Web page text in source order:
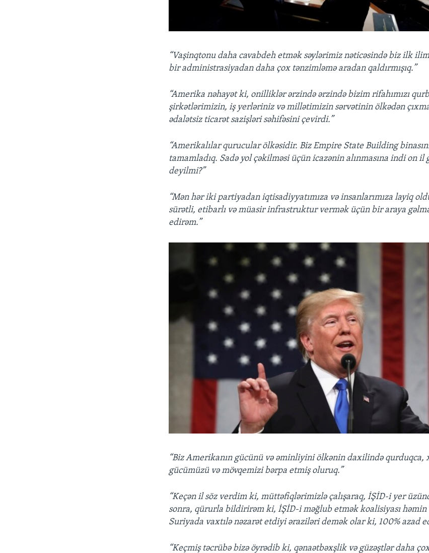
“Vaşinqtonu daha cavabdeh etmək səylərimiz nəticəsində biz ilk
bir administrasiyadan daha çox tənzimləmə aradan qaldırmışıq.”
“Amerika nəhayət ki, onilliklər ərzində ərzində bizim rifahımızı
şirkətlərimizin, iş yerləriniz və millətimizin sərvətinin ölkədən
ədalətsiz ticarət sazişləri səhifəsini çevirdi.”
“Amerikalılar qurucular ölkəsidir. Biz Empire State Building
tamamladıq. Sadə yol çəkilməsi üçün icazənin alınmasına indi on
deyilmi?”
“Mən hər iki partiyadan iqtisadiyyatımıza və insanlarımıza layiq
sürətli, etibarlı və müasir infrastruktur vermək üçün bir araya
edirəm.”
“Biz Amerikanın gücünü və əminliyini ölkənin daxilində qurduqca,
gücümüzü və mövqemizi bərpa etmiş oluruq.”
“Keçən il söz verdim ki, müttəfiqlərimizlə çalışaraq, İŞİD-i yer
sonra, qürurla bildirirəm ki, İŞİD-i məğlub etmək koalisiyası
Suriyada vaxtılə nəzarət etdiyi əraziləri demək olar ki, 100% azad
“Keçmiş təcrübə bizə öyrədib ki, qənaətbəxşlik və güzəştlər daha